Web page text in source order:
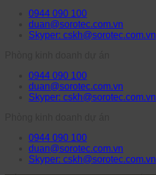
0944 090 100
duan@sorotec.com.vn
Skyper: cskh@sorotec.com.vn
0944 090 100
duan@sorotec.com.vn
Skyper: cskh@sorotec.com.vn
0944 090 100
duan@sorotec.com.vn
Skyper: cskh@sorotec.com.vn